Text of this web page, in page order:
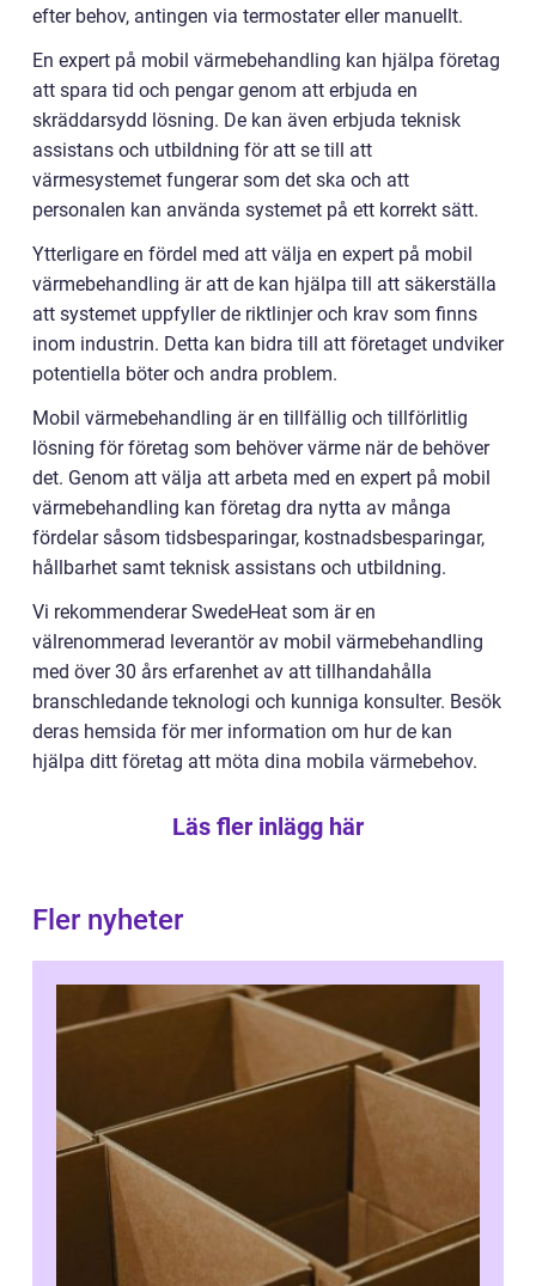
efter behov, antingen via termostater eller manuellt.
En expert på mobil värmebehandling kan hjälpa företag
att spara tid och pengar genom att erbjuda en
skräddarsydd lösning. De kan även erbjuda teknisk
assistans och utbildning för att se till att
värmesystemet fungerar som det ska och att
personalen kan använda systemet på ett korrekt sätt.
Ytterligare en fördel med att välja en expert på mobil
värmebehandling är att de kan hjälpa till att säkerställa
att systemet uppfyller de riktlinjer och krav som finns
inom industrin. Detta kan bidra till att företaget undviker
potentiella böter och andra problem.
Mobil värmebehandling är en tillfällig och tillförlitlig
lösning för företag som behöver värme när de behöver
det. Genom att välja att arbeta med en expert på mobil
värmebehandling kan företag dra nytta av många
fördelar såsom tidsbesparingar, kostnadsbesparingar,
hållbarhet samt teknisk assistans och utbildning.
Vi rekommenderar SwedeHeat som är en
välrenommerad leverantör av mobil värmebehandling
med över 30 års erfarenhet av att tillhandahålla
branschledande teknologi och kunniga konsulter. Besök
deras hemsida för mer information om hur de kan
hjälpa ditt företag att möta dina mobila värmebehov.
Läs fler inlägg här
Fler nyheter